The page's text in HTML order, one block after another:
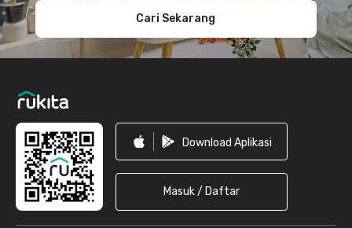
Cari Sekarang
Download Aplikasi
Masuk / Daftar